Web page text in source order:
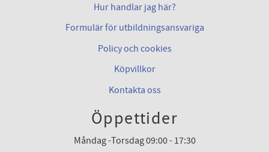
Hur handlar jag här?
Formulär för utbildningsansvariga
Policy och cookies
Köpvillkor
Kontakta oss
Öppettider
Måndag -Torsdag 09:00 - 17:30